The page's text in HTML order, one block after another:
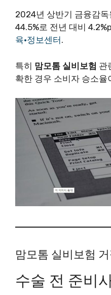
2024년 상반기 금융감
44.5%로 전년 대비
육·정보센터 .
특히 맘모톰 실비보험 관
확한 경우 소비자 승소율
맘모톰 실비보험
수술 전 준비